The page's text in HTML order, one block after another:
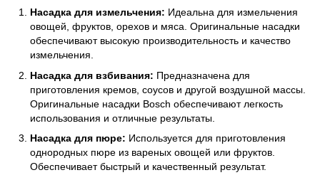
Насадка для измельчения: Идеальна для измельчения
овощей, фруктов, орехов и мяса. Оригинальные насадки
обеспечивают высокую производительность и качество
измельчения.
Насадка для взбивания: Предназначена для
приготовления кремов, соусов и другой воздушной массы.
Оригинальные насадки Bosch обеспечивают легкость
использования и отличные результаты.
Насадка для пюре: Используется для приготовления
однородных пюре из вареных овощей или фруктов.
Обеспечивает быстрый и качественный результат.